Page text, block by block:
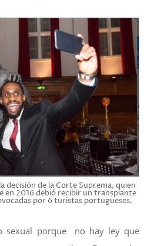
decisión de la Corte Suprema, quien
en 2016 debió recibir un transplante
por 6 turistas portugueses.
sexual porque no hay ley que